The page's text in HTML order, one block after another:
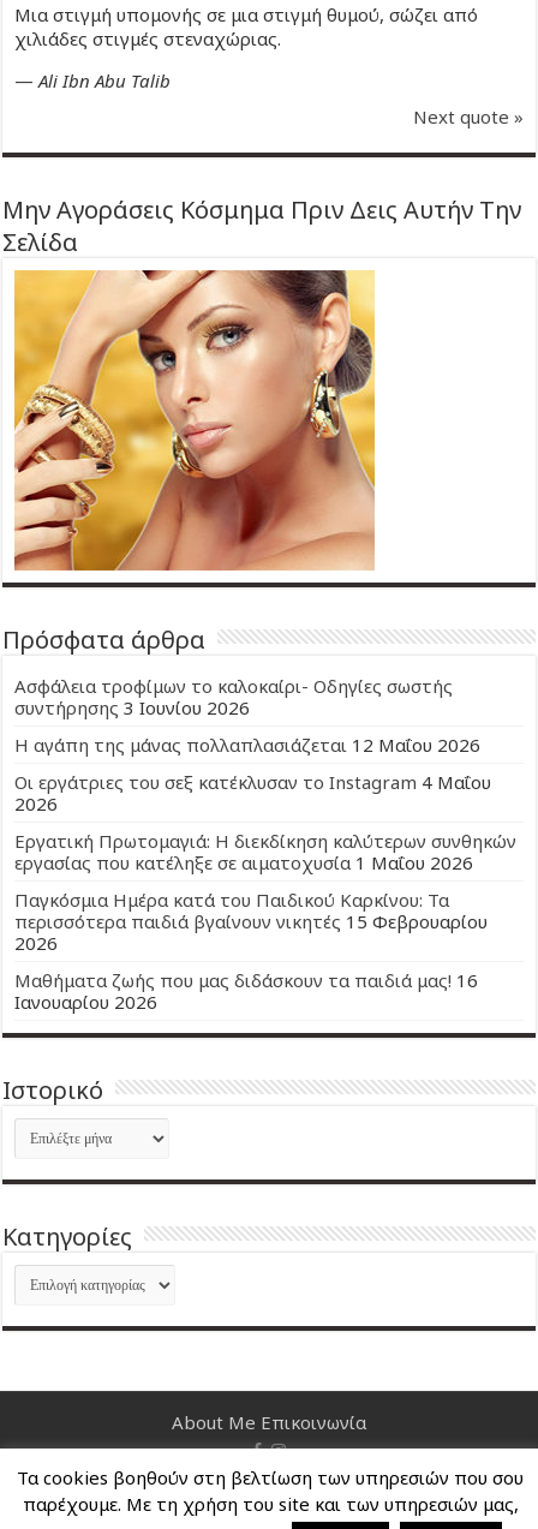
Μια στιγμή υπομονής σε μια στιγμή θυμού, σώζει από
χιλιάδες στιγμές στεναχώριας.
—Ali Ibn Abu Talib
Next quote »
Μην Αγοράσεις Κόσμημα Πριν Δεις Αυτήν Την
Σελίδα
Πρόσφατα άρθρα
Ασφάλεια τροφίμων το καλοκαίρι- Οδηγίες σωστής
συντήρησης 3 Ιουνίου 2026
Η αγάπη της μάνας πολλαπλασιάζεται 12 Μαΐου 2026
Οι εργάτριες του σεξ κατέκλυσαν το Instagram 4 Μαΐου
2026
Εργατική Πρωτομαγιά: Η διεκδίκηση καλύτερων συνθηκών
εργασίας που κατέληξε σε αιματοχυσία 1 Μαΐου 2026
Παγκόσμια Ημέρα κατά του Παιδικού Καρκίνου: Τα
περισσότερα παιδιά βγαίνουν νικητές 15 Φεβρουαρίου
2026
Μαθήματα ζωής που μας διδάσκουν τα παιδιά μας! 16
Ιανουαρίου 2026
Ιστορικό
Ιστορικό
Kατηγορίες
Kατηγορίες
About Me Επικοινωνία
Nancy's Blog © Copyright 2026, All Rights Reserved
Τα cookies βοηθούν στη βελτίωση των υπηρεσιών που σου
παρέχουμε. Με τη χρήση του site και των υπηρεσιών μας,